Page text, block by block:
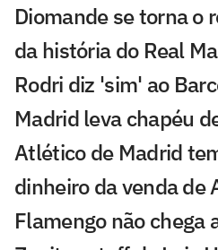
Diomande se torna o
da história do Real
Rodri diz 'sim' ao
Madrid leva chapéu
Atlético de Madrid
dinheiro da venda de
Flamengo não chega